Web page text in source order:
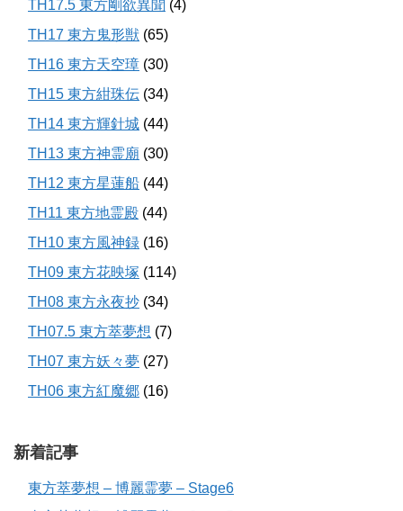
TH17.5 東方剛欲異聞 (4)
TH17 東方鬼形獣 (65)
TH16 東方天空璋 (30)
TH15 東方紺珠伝 (34)
TH14 東方輝針城 (44)
TH13 東方神霊廟 (30)
TH12 東方星蓮船 (44)
TH11 東方地霊殿 (44)
TH10 東方風神録 (16)
TH09 東方花映塚 (114)
TH08 東方永夜抄 (34)
TH07.5 東方萃夢想 (7)
TH07 東方妖々夢 (27)
TH06 東方紅魔郷 (16)
新着記事
東方萃夢想 – 博麗霊夢 – Stage6